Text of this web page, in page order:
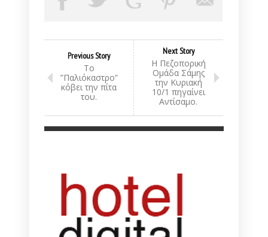
Previous Story
Το
”Παλιόκαστρο”
κόβει την πίτα
του.
Next Story
Η Πεζοπορική
Ομάδα Σάμης
την Κυριακή
10/1 πηγαίνει
Αντίσαμο.